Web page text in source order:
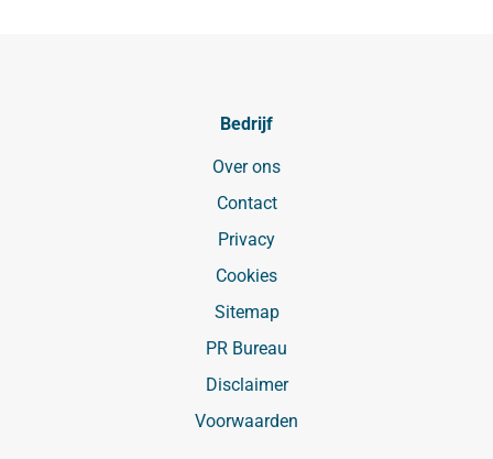
Bedrijf
Over ons
Contact
Privacy
Cookies
Sitemap
PR Bureau
Disclaimer
Voorwaarden